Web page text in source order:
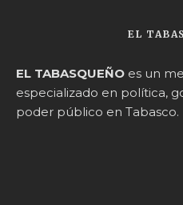
EL
EL TABASQUEÑO es un
especializado en política,
poder público en Tabasco.